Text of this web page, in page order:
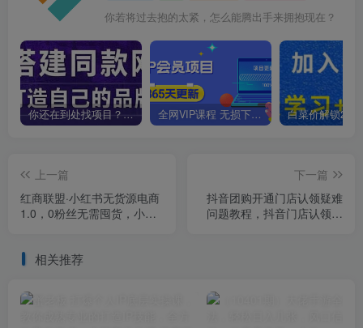
你若将过去抱的太紧，怎么能腾出手来拥抱现在？
你还在到处找项目？还在当韭菜？我靠卖项目一个月收入5万+，曾经我也是个失败者。 全网VIP课程 无损下载~
上一篇
红商联盟·小红书无货源电商
1.0，0粉丝无需囤货，小白
下一篇
抖音团购开通门店认领疑难
问题教程，抖音门店认领流
相关推荐